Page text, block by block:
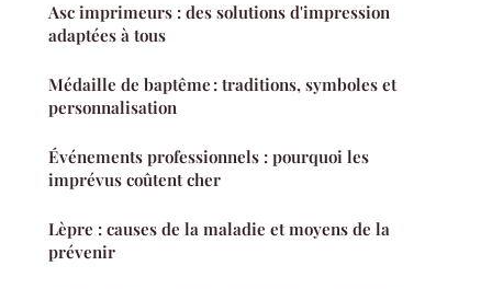
Asc imprimeurs : des solutions d'impression
adaptées à tous
Médaille de baptême : traditions, symboles et
personnalisation
Événements professionnels : pourquoi les
imprévus coûtent cher
Lèpre : causes de la maladie et moyens de la
prévenir